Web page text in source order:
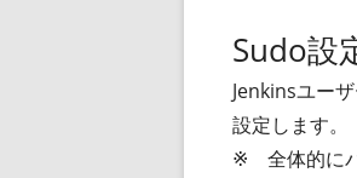
Sudo設
Jenkinsユー
設定します。
※ 全体的にパ